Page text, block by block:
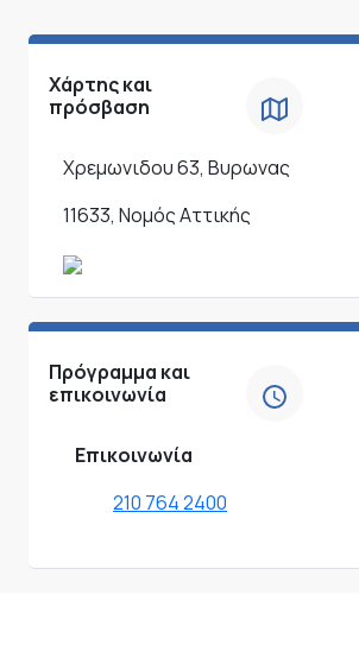
Χάρτης και
πρόσβαση
Χρεμωνιδου 63, Βυρωνας
11633, Νομός Αττικής
Πρόγραμμα και
επικοινωνία
Επικοινωνία
210 764 2400